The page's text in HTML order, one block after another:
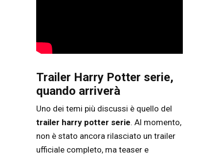
Trailer Harry Potter serie,
quando arriverà
Uno dei temi più discussi è quello del
trailer harry potter serie. Al momento,
non è stato ancora rilasciato un trailer
ufficiale completo, ma teaser e